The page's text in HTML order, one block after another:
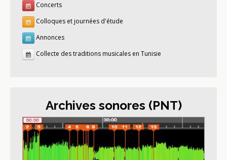
Concerts
Colloques et journées d'étude
Annonces
Collecte des traditions musicales en Tunisie
Archives sonores (PNT)